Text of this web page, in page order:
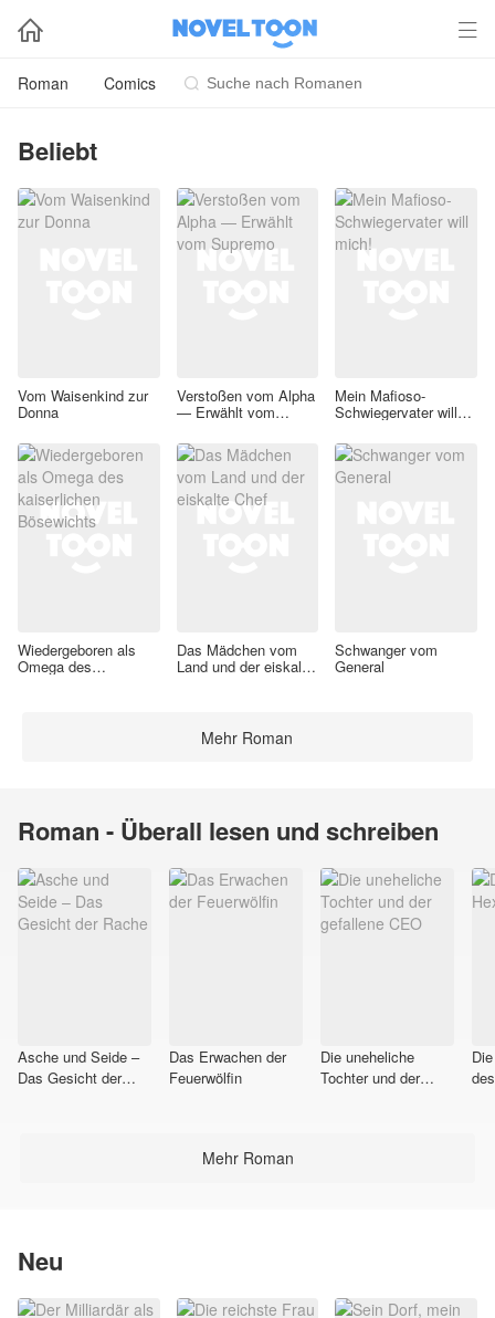
 
Roman Comics 
Beliebt
Vom Waisenkind zur
Donna
Verstoßen vom Alpha
— Erwählt vom
Mein Mafioso-
Schwiegervater will
Wiedergeboren als
Omega des
Das Mädchen vom
Land und der eiskalte
Schwanger vom
General
Mehr Roman
Roman - Überall lesen und schreiben
Asche und Seide –
Das Gesicht der
Das Erwachen der
Feuerwölfin
Die uneheliche
Tochter und der
Mehr Roman
Neu